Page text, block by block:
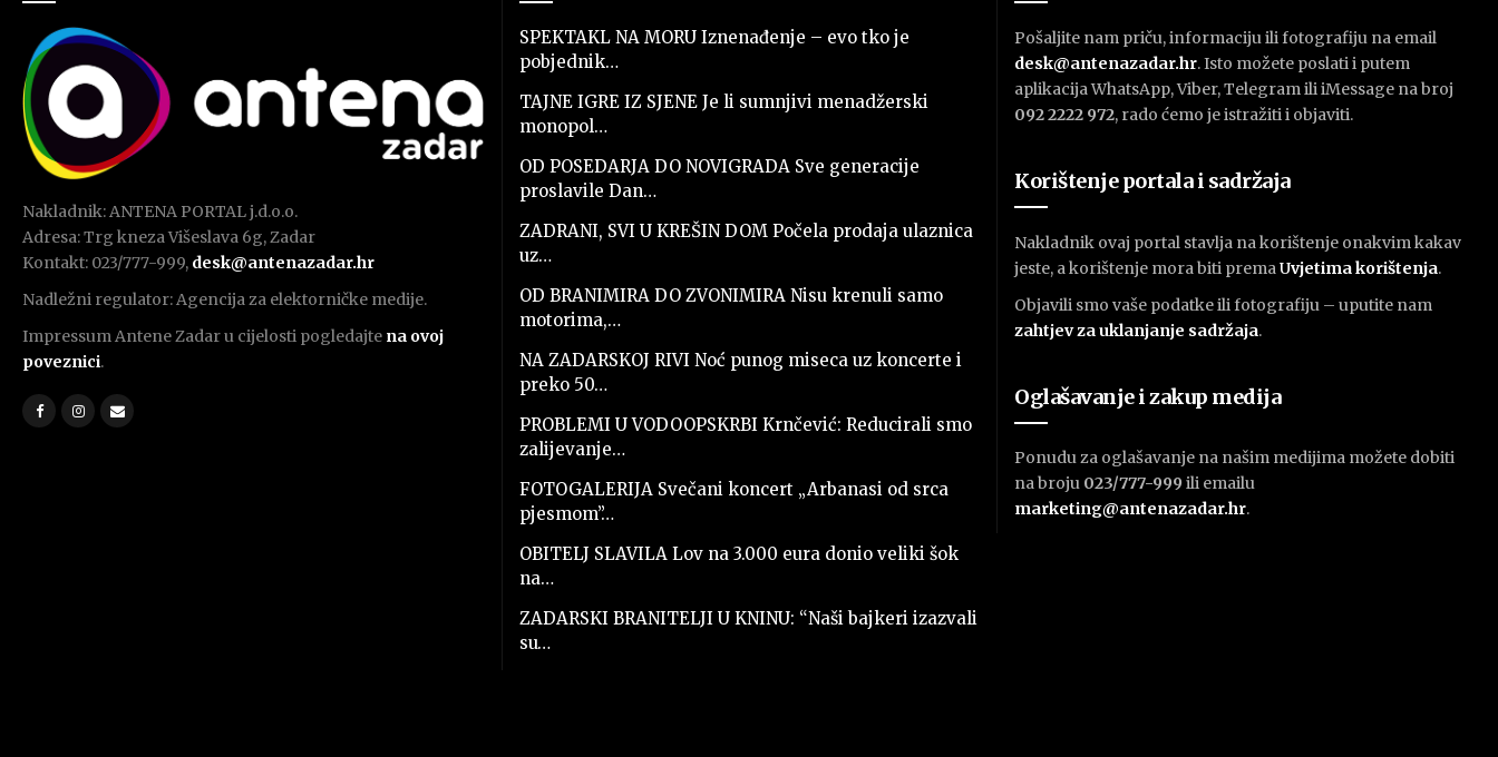
Nakladnik: ANTENA PORTAL j.d.o.o.
Adresa: Trg kneza Višeslava 6g, Zadar
Kontakt: 023/777-999, desk@antenazadar.hr
Nadležni regulator: Agencija za elektorničke medije.
Impressum Antene Zadar u cijelosti pogledajte na ovoj
poveznici.
SPEKTAKL NA MORU Iznenađenje – evo tko je
pobjednik…
TAJNE IGRE IZ SJENE Je li sumnjivi menadžerski
monopol…
OD POSEDARJA DO NOVIGRADA Sve generacije
proslavile Dan…
ZADRANI, SVI U KREŠIN DOM Počela prodaja ulaznica
uz…
OD BRANIMIRA DO ZVONIMIRA Nisu krenuli samo
motorima,…
NA ZADARSKOJ RIVI Noć punog miseca uz koncerte i
preko 50…
PROBLEMI U VODOOPSKRBI Krnčević: Reducirali smo
zalijevanje…
FOTOGALERIJA Svečani koncert „Arbanasi od srca
pjesmom”…
OBITELJ SLAVILA Lov na 3.000 eura donio veliki šok
na…
ZADARSKI BRANITELJI U KNINU: “Naši bajkeri izazvali
su…
Pošaljite nam priču, informaciju ili fotografiju na email
desk@antenazadar.hr. Isto možete poslati i putem
aplikacija WhatsApp, Viber, Telegram ili iMessage na broj
092 2222 972, rado ćemo je istražiti i objaviti.
Korištenje portala i sadržaja
Nakladnik ovaj portal stavlja na korištenje onakvim kakav
jeste, a korištenje mora biti premaUvjetima korištenja.
Objavili smo vaše podatke ili fotografiju – uputite nam
zahtjev za uklanjanje sadržaja.
Oglašavanje i zakup medija
Ponudu za oglašavanje na našim medijima možete dobiti
na broju 023/777-999 ili emailu
marketing@antenazadar.hr.